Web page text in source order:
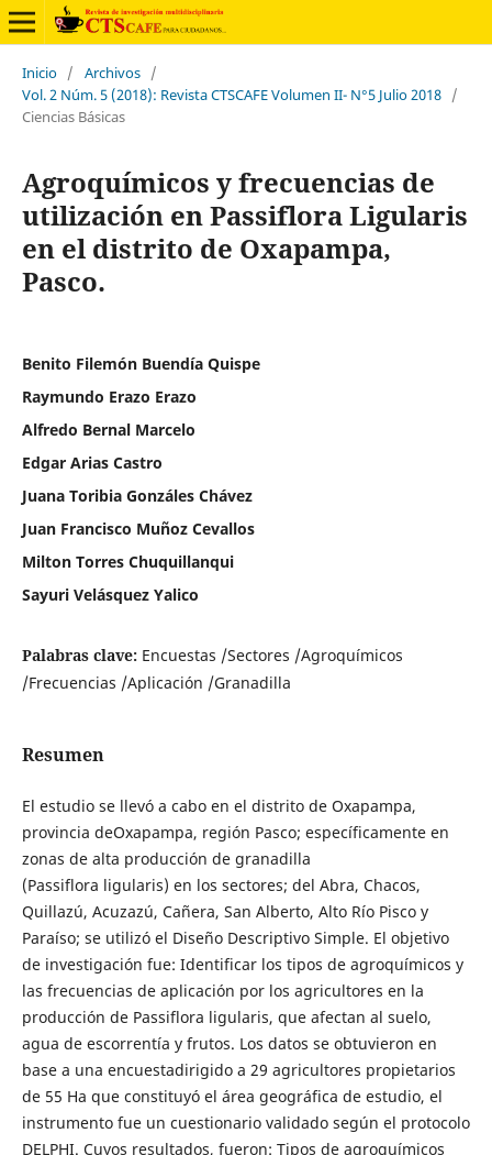
Inicio / Archivos /
Vol. 2 Núm. 5 (2018): Revista CTSCAFE Volumen II- N°5 Julio 2018 /
Ciencias Básicas
Agroquímicos y frecuencias de
utilización en Passiflora Ligularis
en el distrito de Oxapampa,
Pasco.
Benito Filemón Buendía Quispe
Raymundo Erazo Erazo
Alfredo Bernal Marcelo
Edgar Arias Castro
Juana Toribia Gonzáles Chávez
Juan Francisco Muñoz Cevallos
Milton Torres Chuquillanqui
Sayuri Velásquez Yalico
Palabras clave: Encuestas /Sectores /Agroquímicos
/Frecuencias /Aplicación /Granadilla
Resumen
El estudio se llevó a cabo en el distrito de Oxapampa,
provincia deOxapampa, región Pasco; específicamente en
zonas de alta producción de granadilla
(Passiflora ligularis) en los sectores; del Abra, Chacos,
Quillazú, Acuzazú, Cañera, San Alberto, Alto Río Pisco y
Paraíso; se utilizó el Diseño Descriptivo Simple. El objetivo
de investigación fue: Identificar los tipos de agroquímicos y
las frecuencias de aplicación por los agricultores en la
producción de Passiflora ligularis, que afectan al suelo,
agua de escorrentía y frutos. Los datos se obtuvieron en
base a una encuestadirigido a 29 agricultores propietarios
de 55 Ha que constituyó el área geográfica de estudio, el
instrumento fue un cuestionario validado según el protocolo
DELPHI. Cuyos resultados, fueron: Tipos de agroquímicos